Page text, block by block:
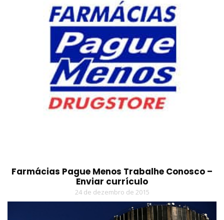
Farmácias Pague Menos Trabalhe Conosco –
Enviar currículo
24 de dezembro de 2015